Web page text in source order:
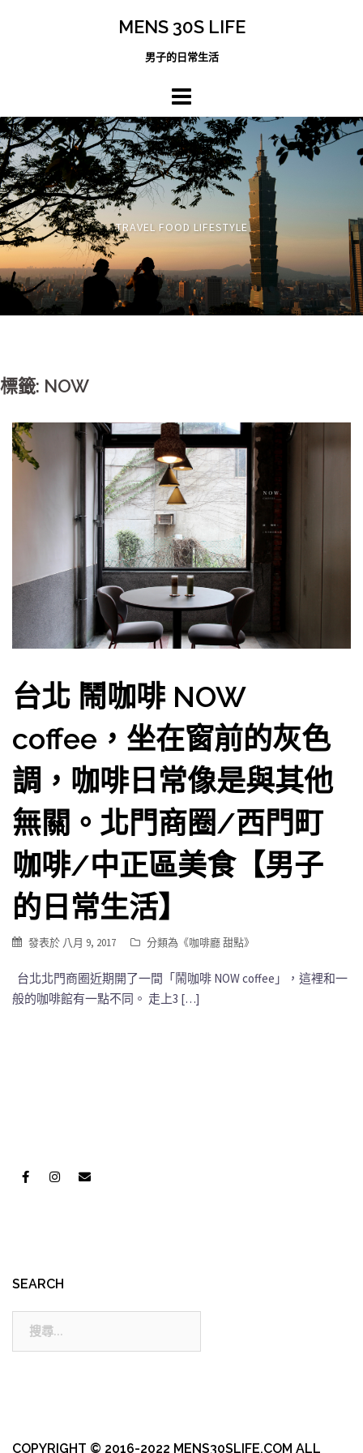
MENS 30S LIFE
男子的日常生活
TRAVEL FOOD LIFESTYLE
標籤: NOW
台北 鬧咖啡 NOW
coffee，坐在窗前的灰色
調，咖啡日常像是與其他
無關。北門商圈/西門町
咖啡/中正區美食【男子
的日常生活】
發表於 八月 9, 2017 分類為《咖啡廳 甜點》
台北北門商圈近期開了一間「鬧咖啡 NOW coffee」，這裡和一
般的咖啡館有一點不同。 走上3 […]
SEARCH
COPYRIGHT © 2016-2022 MENS30SLIFE.COM ALL